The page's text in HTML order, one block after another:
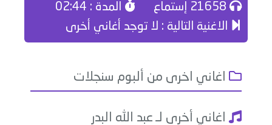
المدة : 02:44
الاغنية التالية : لا توجد أغاني أخرى
اغاني اخرى من ألبوم سنجلات
اغاني أخرى لـ عبد الله البدر